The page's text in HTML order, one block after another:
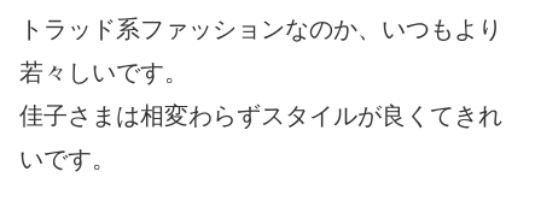
トラッド系ファッションなのか、いつもより
若々しいです。
佳子さまは相変わらずスタイルが良くてきれ
いです。